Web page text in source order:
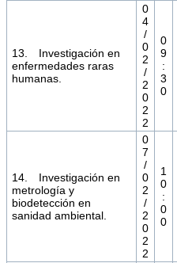
13. Investigación en
enfermedades raras
humanas.
0
4
/
0
2
/
2
0
2
2
0
9
:
3
0
14. Investigación en
metrología y
biodetección en
sanidad ambiental.
0
7
/
0
2
/
2
0
2
2
1
0
:
0
0